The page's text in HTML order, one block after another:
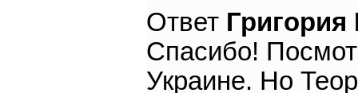
Ответ
Спасибо!
Украине. Но